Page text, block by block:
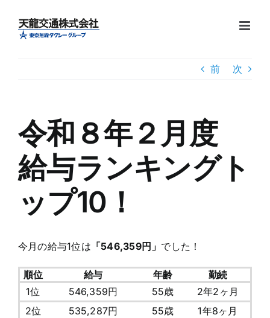
content
前 次
令和８年２月度
給与ランキングト
ップ10！
今月の給与1位は 「546,359円」 でした！
順位 給与 年齢
勤続
1位
546,359円 55歳
2年2ヶ月
2位
535,287円 55歳
1年8ヶ月